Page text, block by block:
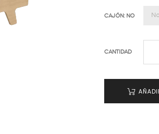
CAJÓN: NO
CANTIDAD